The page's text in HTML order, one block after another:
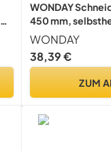
WONDAY
450 mm,
WONDAY
38,39 €
ZUM